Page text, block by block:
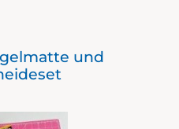
und